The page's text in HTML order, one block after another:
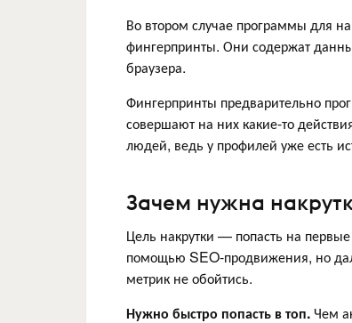
Во втором случае программы для
фингерпринты. Они содержат
браузера.
Фингерпринты предварительно
совершают на них какие-то
людей, ведь у профилей уже есть
Зачем нужна
Цель накрутки — попасть на
помощью SEO-продвижения, но
метрик не обойтись.
Нужно быстро попасть в топ.Чем